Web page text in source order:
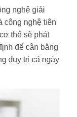
nghệ giải
công nghệ tiên
thể sẽ phát
để cân bằng
duy trì cả ngày